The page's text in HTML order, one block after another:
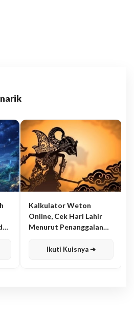
Kalkulator Weton
Online, Cek Hari Lahir
Menurut Penanggalan
Ikuti Kuisnya ➔